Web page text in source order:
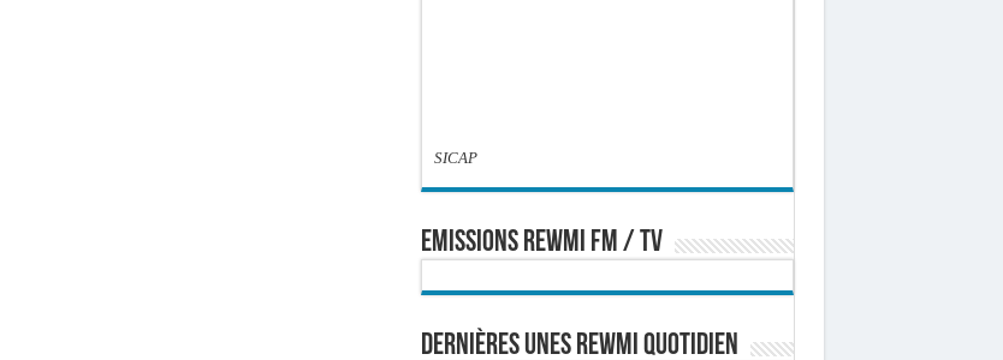
SICAP
EMISSIONS REWMI FM / TV
Dernières Unes Rewmi Quotidien